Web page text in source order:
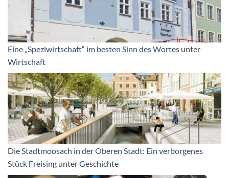
Eine „Spezlwirtschaft“ im besten Sinn des Wortes unter
Wirtschaft
Die Stadtmoosach in der Oberen Stadt: Ein verborgenes
Stück Freising unterGeschichte